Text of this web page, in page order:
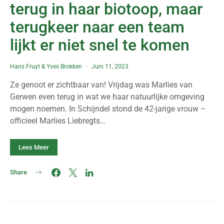
terug in haar biotoop, maar
terugkeer naar een team
lijkt er niet snel te komen
Hans Fruyt &Yves Brokken Juni 11, 2023
Ze genoot er zichtbaar van! Vrijdag was Marlies van
Gerwen even terug in wat we haar natuurlijke omgeving
mogen noemen. In Schijndel stond de 42-jarige vrouw –
officieel Marlies Liebregts…
Lees Meer
Share